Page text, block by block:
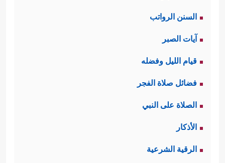
السنن الرواتب
آيات الصبر
قيام الليل وفضله
فضائل صلاة الفجر
الصلاة على النبي
الأذكار
الرقية الشرعية